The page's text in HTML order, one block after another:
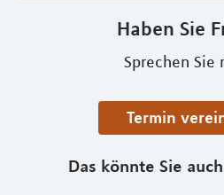
Haben Sie
Sprechen Sie
Termin
Das könnte Sie